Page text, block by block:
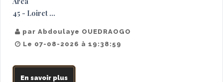
45 - Loiret ...
par Abdoulaye OUEDRAOGO
Le 07-08-2026 à 19:38:59
En savoir plus